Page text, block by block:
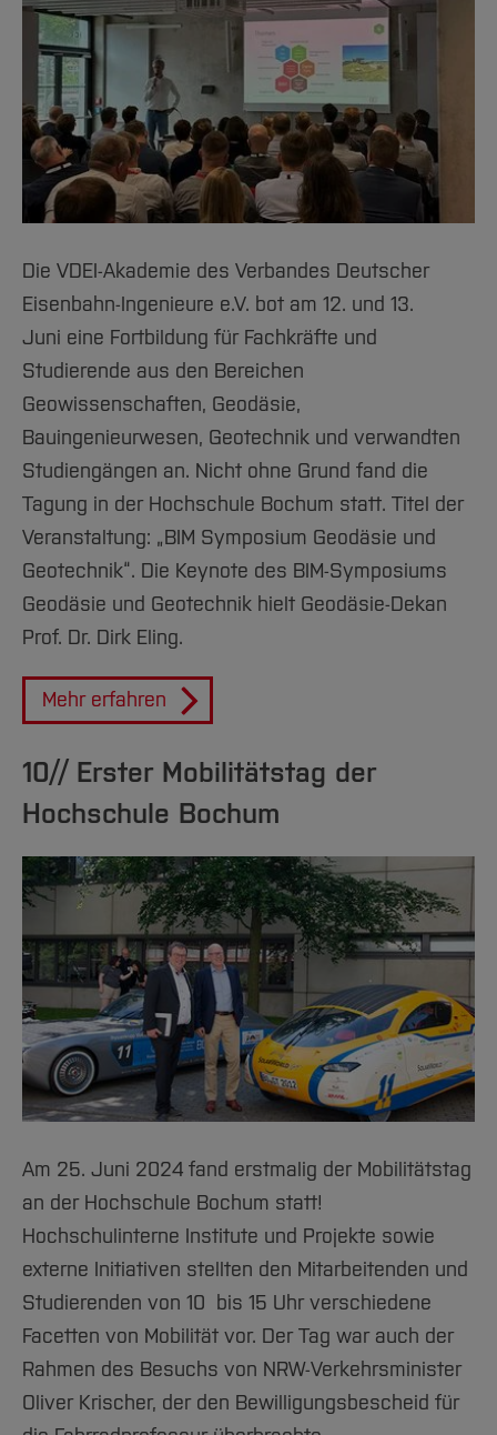
Die VDEI-Akademie des Verbandes Deutscher
Eisenbahn-Ingenieure e.V. bot am 12. und 13.
Juni eine Fortbildung für Fachkräfte und
Studierende aus den Bereichen
Geowissenschaften, Geodäsie,
Bauingenieurwesen, Geotechnik und verwandten
Studiengängen an. Nicht ohne Grund fand die
Tagung in der Hochschule Bochum statt. Titel der
Veranstaltung: „BIM Symposium Geodäsie und
Geotechnik“. Die Keynote des BIM-Symposiums
Geodäsie und Geotechnik hielt Geodäsie-Dekan
Prof. Dr. Dirk Eling.
Mehr erfahren
10// Erster Mobilitätstag der
Hochschule Bochum
Am 25. Juni 2024 fand erstmalig der Mobilitätstag
an der Hochschule Bochum statt!
Hochschulinterne Institute und Projekte sowie
externe Initiativen stellten den Mitarbeitenden und
Studierenden von 10 bis 15 Uhr verschiedene
Facetten von Mobilität vor. Der Tag war auch der
Rahmen des Besuchs von NRW-Verkehrsminister
Oliver Krischer, der den Bewilligungsbescheid für